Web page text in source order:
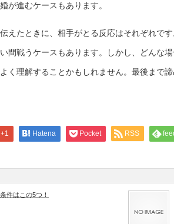
が進むケースもあります。
えたときに、相手がとる反応はそれぞれで
間戦うケースもあります。しかし、どんな
く理解することかもしれません。最後まで
+1 Hatena Pocket RSS
件はこの5つ！